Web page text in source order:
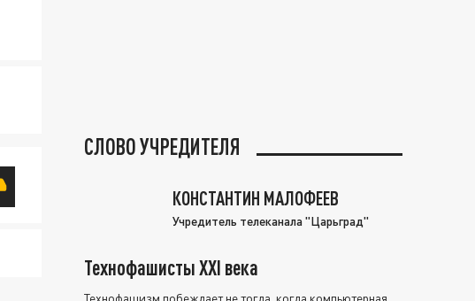
СЛОВО УЧРЕДИТЕЛЯ
КОНСТАНТИН МАЛОФЕЕВ
Учредитель телеканала "Царьград"
Технофашисты XXI века
Технофашизм побеждает не тогда, когда компьютерная